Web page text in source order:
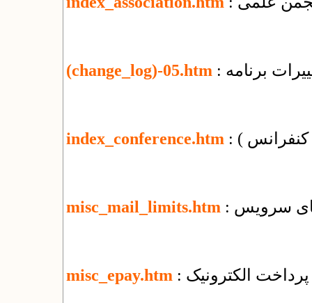
(change_log)-05.htm برنامه
index_conference.htm کنفرانس )
misc_mail_limits.htm
misc_epay.htm الکترونیک